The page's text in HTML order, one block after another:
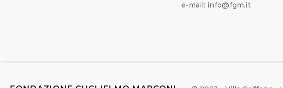
e-mail: info@fgm.it